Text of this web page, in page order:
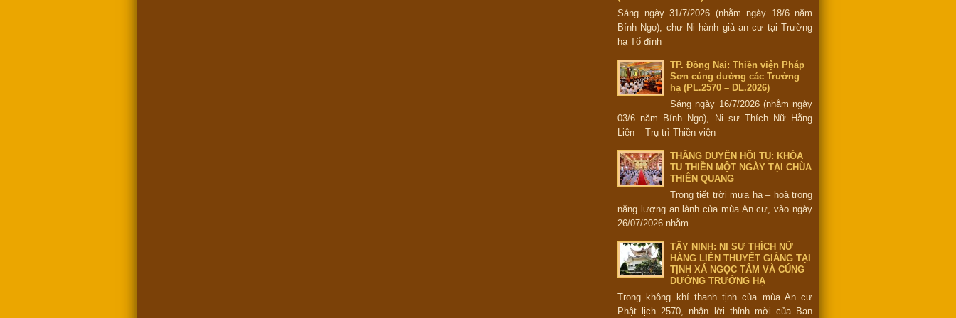
Sáng ngày 31/7/2026 (nhằm ngày 18/6 năm
Bính Ngọ), chư Ni hành giả an cư tại Trường
hạ Tổ đình
TP. Đồng Nai: Thiền viện Pháp
Sơn cúng dường các Trường
hạ (PL.2570 – DL.2026)
Sáng ngày 16/7/2026 (nhằm ngày
03/6 năm Bính Ngọ), Ni sư Thích Nữ Hằng
Liên – Trụ trì Thiền viện
THẮNG DUYÊN HỘI TỤ: KHÓA
TU THIỀN MỘT NGÀY TẠI CHÙA
THIÊN QUANG
Trong tiết trời mưa hạ – hoà trong
năng lượng an lành của mùa An cư, vào ngày
26/07/2026 nhằm
TÂY NINH: NI SƯ THÍCH NỮ
HẰNG LIÊN THUYẾT GIẢNG TẠI
TỊNH XÁ NGỌC TÂM VÀ CÚNG
DƯỜNG TRƯỜNG HẠ
Trong không khí thanh tịnh của mùa An cư
Phật lịch 2570, nhận lời thỉnh mời của Ban